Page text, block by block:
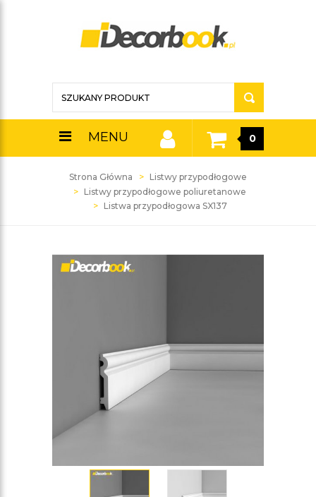
MENU 0
Strona Główna
Listwy przypodłogowe
Listwy przypodłogowe poliuretanowe
Listwa przypodłogowa SX137